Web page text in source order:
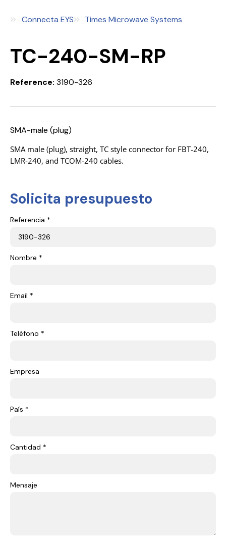
Connecta EYS Times Microwave Systems
TC-240-SM-RP
Reference: 3190-326
SMA-male (plug)
SMA male (plug), straight, TC style connector for FBT-240,
LMR-240, and TCOM-240 cables.
Solicita presupuesto
Referencia *
Nombre *
Email *
Teléfono *
Empresa
País *
Cantidad *
Mensaje